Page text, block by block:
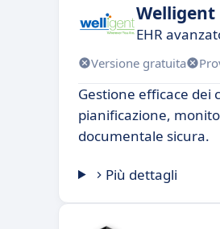
Welligent
EHR
Versione gratuita
Gestione efficace dei
pianificazione,
documentale sicura.
Più dettagli